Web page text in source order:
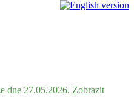
dne 27.05.2026. Zobrazit